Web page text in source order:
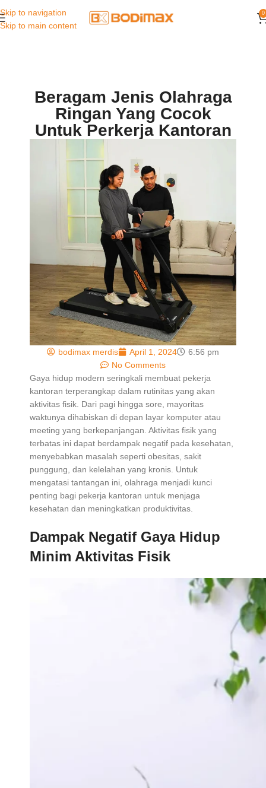
Skip to navigation
Skip to main content
0
Beragam Jenis Olahraga
Ringan Yang Cocok
Untuk Perkerja Kantoran
bodimax merdis April 1, 2024
6:56 pm
No Comments
Gaya hidup modern seringkali membuat pekerja
kantoran terperangkap dalam rutinitas yang akan
aktivitas fisik. Dari pagi hingga sore, mayoritas
waktunya dihabiskan di depan layar komputer atau
meeting yang berkepanjangan. Aktivitas fisik yang
terbatas ini dapat berdampak negatif pada kesehatan,
menyebabkan masalah seperti obesitas, sakit
punggung, dan kelelahan yang kronis. Untuk
mengatasi tantangan ini, olahraga menjadi kunci
penting bagi pekerja kantoran untuk menjaga
kesehatan dan meningkatkan produktivitas.
Dampak Negatif Gaya Hidup
Minim Aktivitas Fisik